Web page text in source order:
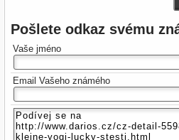
Pošlete odkaz svému
Vaše jméno
Email Vašeho známého